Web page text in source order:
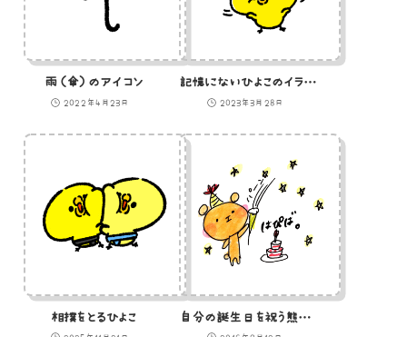
雨（傘）のアイコン
2022年4月23日
記憶にないひよこのイラスト
2023年3月28日
相撲をとるひよこ 自分の誕生日を祝う熊のイラスト